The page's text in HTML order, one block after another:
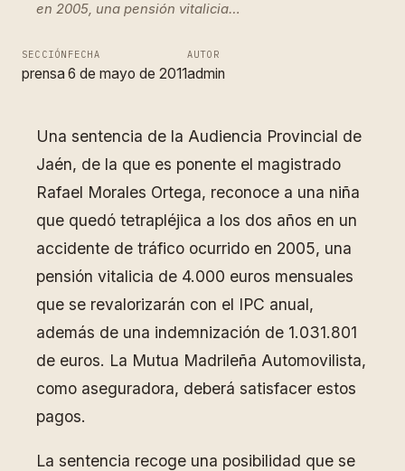
en 2005, una pensión vitalicia…
SECCIÓN
prensa
FECHA
6 de mayo de 2011
AUTOR
admin
Una sentencia de la Audiencia Provincial de
Jaén, de la que es ponente el magistrado
Rafael Morales Ortega, reconoce a una niña
que quedó tetrapléjica a los dos años en un
accidente de tráfico ocurrido en 2005, una
pensión vitalicia de 4.000 euros mensuales
que se revalorizarán con el IPC anual,
además de una indemnización de 1.031.801
de euros. La Mutua Madrileña Automovilista,
como aseguradora, deberá satisfacer estos
pagos.
La sentencia recoge una posibilidad que se